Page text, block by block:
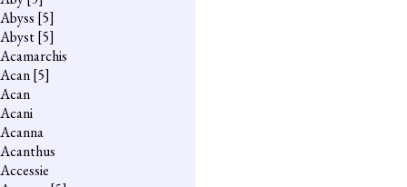
Abyss [5]
Abyst[5]
Acamarchis
Acan[5]
Acan
Acani
Acanna
Acanthus
Accessie